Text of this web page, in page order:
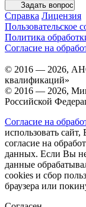
Задать вопрос
Справка Лицензия
Пользовательское
Политика
Согласие на
© 2016 — 2026, АНО
квалификаций»
© 2016 — 2026,
Российской
Согласие на
использовать
согласие на
данных. Если Вы
данные
cookies и сбор
браузера или